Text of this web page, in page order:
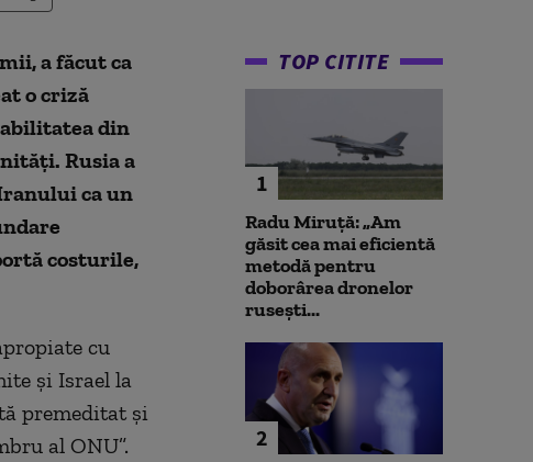
a făcut ca
o criză
din
Rusia a
ca un
costurile,
cu
și Israel la
premeditat și
al ONU”.
TOP CITITE
1
Radu Miruță: „Am
găsit cea mai eficientă
metodă pentru
doborârea dronelor
rusești...
2